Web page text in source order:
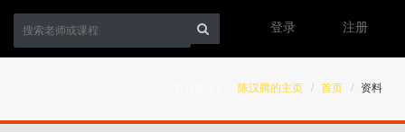
登录 注册
陈汉腾的主页 首页 资料